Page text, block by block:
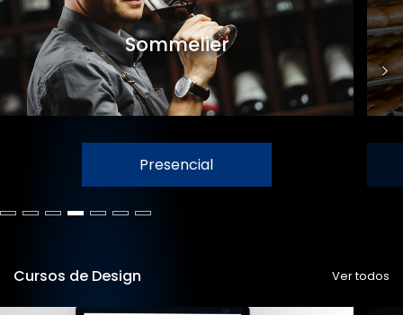
Sommelier
Presencial
Cursos de Design Ver todos